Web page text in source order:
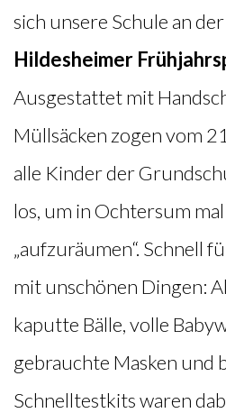
sich unsere Schule an
Hildesheimer
Ausgestattet mit
Müllsäcken zogen vom
alle Kinder der
los, um in Ochtersum
„aufzuräumen“. Schnell
mit unschönen Dingen:
kaputte Bälle, volle
gebrauchte Masken und
Schnelltestkits waren